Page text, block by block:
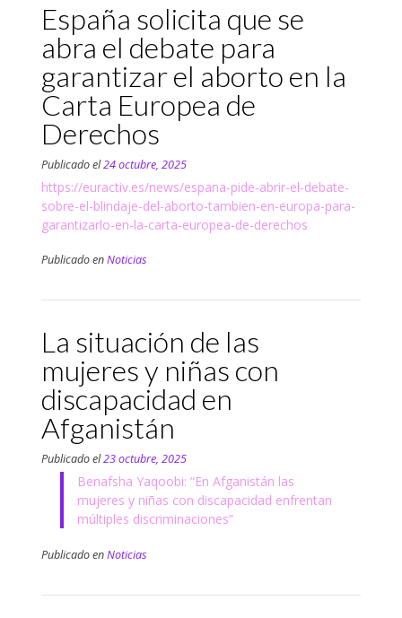
España solicita que se
abra el debate para
garantizar el aborto en la
Carta Europea de
Derechos
Publicado el24 octubre, 2025
https://euractiv.es/news/espana-pide-abrir-el-debate-
sobre-el-blindaje-del-aborto-tambien-en-europa-para-
garantizarlo-en-la-carta-europea-de-derechos
Publicado enNoticias
La situación de las
mujeres y niñas con
discapacidad en
Afganistán
Publicado el23 octubre, 2025
Benafsha Yaqoobi: “En Afganistán las
mujeres y niñas con discapacidad enfrentan
múltiples discriminaciones”
Publicado enNoticias